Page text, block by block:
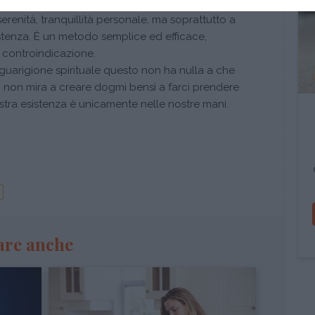
tranquillità personale, ma soprattutto a
È un metodo semplice ed efficace,
spirituale questo non ha nulla a che
mira a creare dogmi bensì a farci prendere
esistenza è unicamente nelle nostre mani.
anche